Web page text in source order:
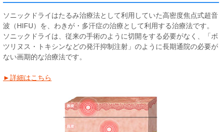
ソニックドライはたるみ治療法として利用していた高密度焦点式超音
波（HIFU）を、わきが・多汗症の治療として利用する治療法です。
ソニックドライは、従来の手術のように切開をする必要がなく、「ボ
ツリヌス・トキシンなどの発汗抑制注射」のように長期通院の必要が
ない画期的な治療法です。
►詳細はこちら